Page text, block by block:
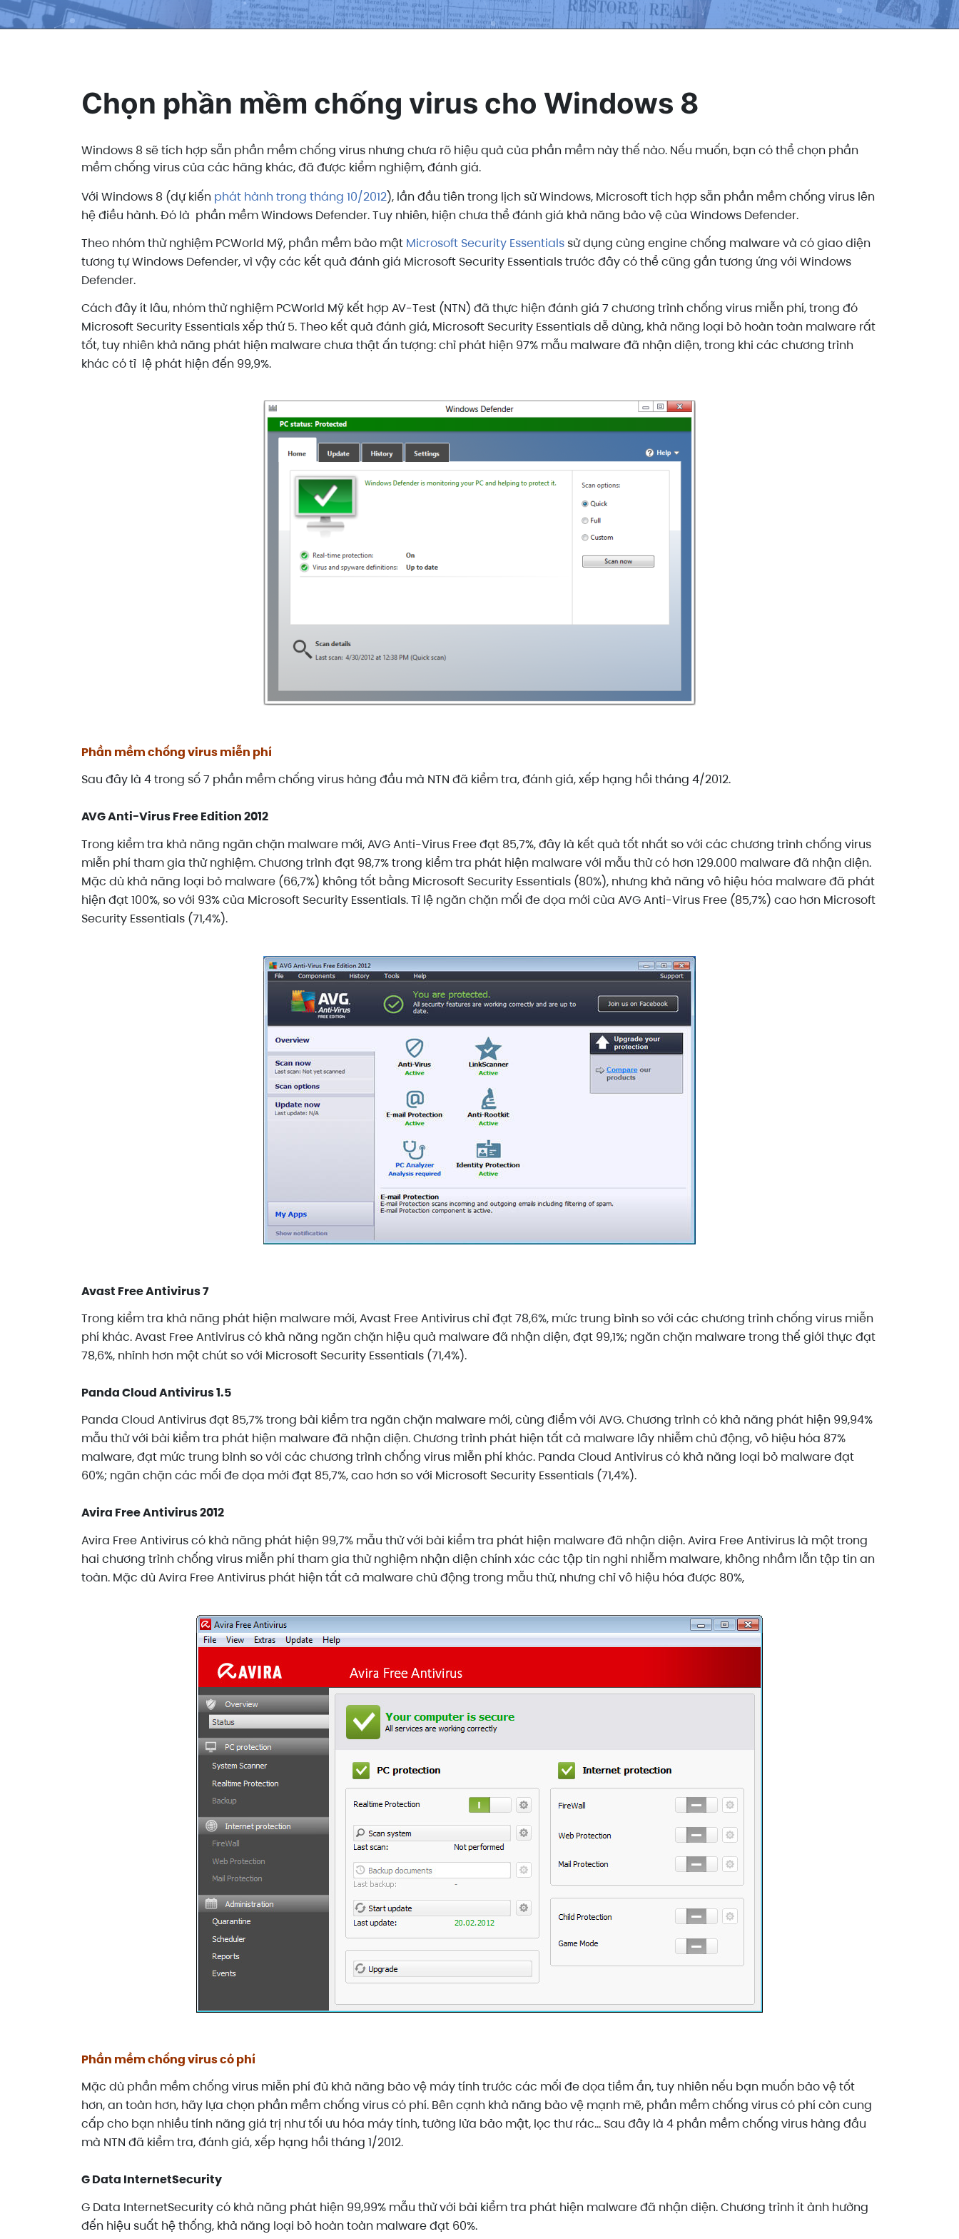
Chọn phần mềm chống virus cho Windows 8
Windows 8 sẽ tích hợp sẵn phần mềm chống virus nhưng chưa rõ hiệu quả của phần mềm này thế nào. Nếu muốn, bạn có thể chọn phần
mềm chống virus của các hãng khác, đã được kiểm nghiệm, đánh giá.
Với Windows 8 (dự kiến phát hành trong tháng 10/2012), lần đầu tiên trong lịch sử Windows, Microsoft tích hợp sẵn phần mềm chống virus lên
hệ điều hành. Đó là phần mềm Windows Defender. Tuy nhiên, hiện chưa thể đánh giá khả năng bảo vệ của Windows Defender.
Theo nhóm thử nghiệm PCWorld Mỹ, phần mềm bảo mật Microsoft Security Essentials sử dụng cùng engine chống malware và có giao diện
tương tự Windows Defender, vì vậy các kết quả đánh giá Microsoft Security Essentials trước đây có thể cũng gần tương ứng với Windows
Defender.
Cách đây ít lâu, nhóm thử nghiệm PCWorld Mỹ kết hợp AV-Test (NTN) đã thực hiện đánh giá 7 chương trình chống virus miễn phí, trong đó
Microsoft Security Essentials xếp thứ 5. Theo kết quả đánh giá, Microsoft Security Essentials dễ dùng, khả năng loại bỏ hoàn toàn malware rất
tốt, tuy nhiên khả năng phát hiện malware chưa thật ấn tượng: chỉ phát hiện 97% mẫu malware đã nhận diện, trong khi các chương trình
khác có tỉ lệ phát hiện đến 99,9%.
Phần mềm chống virus miễn phí
Sau đây là 4 trong số 7 phần mềm chống virus hàng đầu mà NTN đã kiểm tra, đánh giá, xếp hạng hồi tháng 4/2012.
AVG Anti-Virus Free Edition 2012
Trong kiểm tra khả năng ngăn chặn malware mới, AVG Anti-Virus Free đạt 85,7%, đây là kết quả tốt nhất so với các chương trình chống virus
miễn phí tham gia thử nghiệm. Chương trình đạt 98,7% trong kiểm tra phát hiện malware với mẫu thử có hơn 129.000 malware đã nhận diện.
Mặc dù khả năng loại bỏ malware (66,7%) không tốt bằng Microsoft Security Essentials (80%), nhưng khả năng vô hiệu hóa malware đã phát
hiện đạt 100%, so với 93% của Microsoft Security Essentials. Tỉ lệ ngăn chặn mối đe dọa mới của AVG Anti-Virus Free (85,7%) cao hơn Microsoft
Security Essentials (71,4%).
Avast Free Antivirus 7
Trong kiểm tra khả năng phát hiện malware mới, Avast Free Antivirus chỉ đạt 78,6%, mức trung bình so với các chương trình chống virus miễn
phí khác. Avast Free Antivirus có khả năng ngăn chặn hiệu quả malware đã nhận diện, đạt 99,1%; ngăn chặn malware trong thế giới thực đạt
78,6%, nhỉnh hơn một chút so với Microsoft Security Essentials (71,4%).
Panda Cloud Antivirus 1.5
Panda Cloud Antivirus đạt 85,7% trong bài kiểm tra ngăn chặn malware mới, cùng điểm với AVG. Chương trình có khả năng phát hiện 99,94%
mẫu thử với bài kiểm tra phát hiện malware đã nhận diện. Chương trình phát hiện tất cả malware lây nhiễm chủ động, vô hiệu hóa 87%
malware, đạt mức trung bình so với các chương trình chống virus miễn phí khác. Panda Cloud Antivirus có khả năng loại bỏ malware đạt
60%; ngăn chặn các mối đe dọa mới đạt 85,7%, cao hơn so với Microsoft Security Essentials (71,4%).
Avira Free Antivirus 2012
Avira Free Antivirus có khả năng phát hiện 99,7% mẫu thử với bài kiểm tra phát hiện malware đã nhận diện. Avira Free Antivirus là một trong
hai chương trình chống virus miễn phí tham gia thử nghiệm nhận diện chính xác các tập tin nghi nhiễm malware, không nhầm lẫn tập tin an
toàn. Mặc dù Avira Free Antivirus phát hiện tất cả malware chủ động trong mẫu thử, nhưng chỉ vô hiệu hóa được 80%,
Phần mềm chống virus có phí
Mặc dù phần mềm chống virus miễn phí đủ khả năng bảo vệ máy tính trước các mối đe dọa tiềm ẩn, tuy nhiên nếu bạn muốn bảo vệ tốt
hơn, an toàn hơn, hãy lựa chọn phần mềm chống virus có phí. Bên cạnh khả năng bảo vệ mạnh mẽ, phần mềm chống virus có phí còn cung
cấp cho bạn nhiều tính năng giá trị như tối ưu hóa máy tính, tường lửa bảo mật, lọc thư rác… Sau đây là 4 phần mềm chống virus hàng đầu
mà NTN đã kiểm tra, đánh giá, xếp hạng hồi tháng 1/2012.
G Data InternetSecurity
G Data InternetSecurity có khả năng phát hiện 99,99% mẫu thử với bài kiểm tra phát hiện malware đã nhận diện. Chương trình ít ảnh hưởng
đến hiệu suất hệ thống, khả năng loại bỏ hoàn toàn malware đạt 60%.